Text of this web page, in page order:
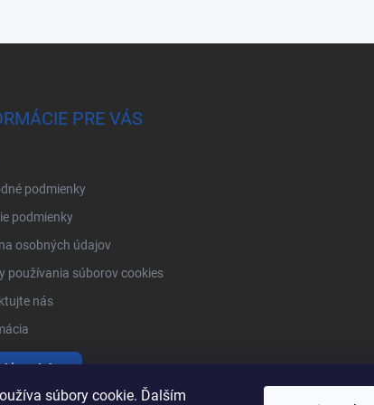
súbory cookie. Ďalším
PRE VÁS
podmienky
podmienky
osobných údajov
používania súborov cookies
nás
produkty